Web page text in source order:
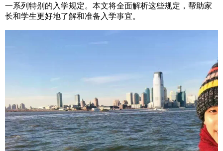
一系列特别的入学规定。本文将全面解析这些规定，帮助家
长和学生更好地了解和准备入学事宜。